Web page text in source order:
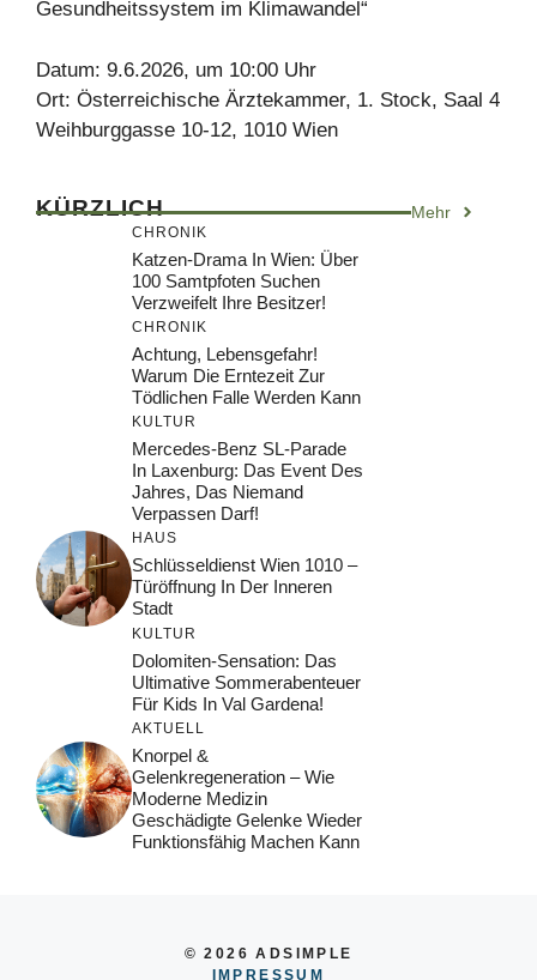
Gesundheitssystem im Klimawandel“
Datum: 9.6.2026, um 10:00 Uhr
Ort: Österreichische Ärztekammer, 1. Stock, Saal 4
Weihburggasse 10-12, 1010 Wien
KÜRZLICH Mehr
CHRONIK
Katzen-Drama In Wien: Über
100 Samtpfoten Suchen
Verzweifelt Ihre Besitzer!
CHRONIK
Achtung, Lebensgefahr!
Warum Die Erntezeit Zur
Tödlichen Falle Werden Kann
KULTUR
Mercedes-Benz SL-Parade
In Laxenburg: Das Event Des
Jahres, Das Niemand
Verpassen Darf!
HAUS
Schlüsseldienst Wien 1010 –
Türöffnung In Der Inneren
Stadt
KULTUR
Dolomiten-Sensation: Das
Ultimative Sommerabenteuer
Für Kids In Val Gardena!
AKTUELL
Knorpel &
Gelenkregeneration – Wie
Moderne Medizin
Geschädigte Gelenke Wieder
Funktionsfähig Machen Kann
© 2026 ADSIMPLE
IMPRESSUM